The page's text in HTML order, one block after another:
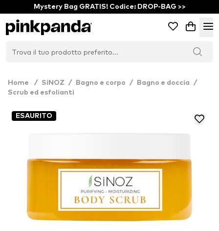
Mystery Bag GRATIS! Codice: DROP-BAG >>
Home / SiNOZ / Bagno e corpo / Bagno e doccia
/
Scrub ed esfolianti
ESAURITO